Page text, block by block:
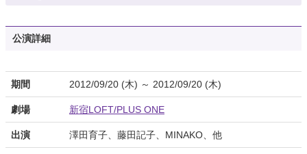
公演詳細
期間 2012/09/20 (木) ～ 2012/09/20 (木)
劇場 新宿LOFT/PLUS ONE
出演 澤田育子、藤田記子、MINAKO、他